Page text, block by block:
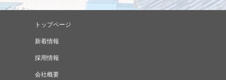
トップページ
新着情報
採用情報
会社概要